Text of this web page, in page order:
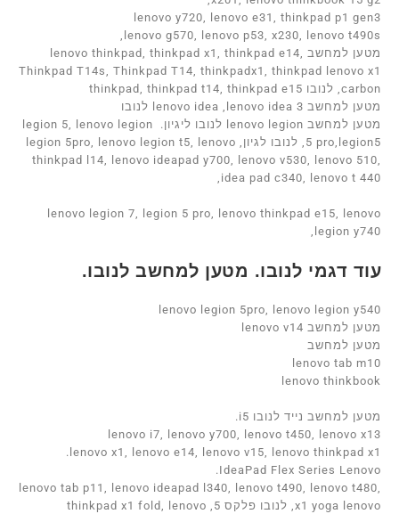
lenovo y720, lenovo e31, thinkpad p1 gen3
lenovo g570, lenovo p53, x230, lenovo t490s,
מטען למחשב lenovo thinkpad, thinkpad x1, thinkpad e14,
Thinkpad T14s, Thinkpad T14, thinkpadx1, thinkpad lenovo x1
carbon, לנובו thinkpad, thinkpad t14, thinkpad e15
מטען למחשב lenovo idea ,lenovo idea 3 לנובו
מטען למחשב lenovo legion לנובו ליגיון. legion 5, lenovo legion
5 pro,legion5, לנובו לגיון, legion 5pro, lenovo legion t5, lenovo
thinkpad l14, lenovo ideapad y700, lenovo v530, lenovo 510,
idea pad c340, lenovo t 440,
lenovo legion 7, legion 5 pro, lenovo thinkpad e15, lenovo
legion y740,
עוד דגמי לנובו. מטען למחשב לנובו.
lenovo legion 5pro, lenovo legion y540
מטען למחשב lenovo v14
מטען למחשב
lenovo tab m10
lenovo thinkbook
מטען למחשב נייד לנובו i5.
lenovo i7, lenovo y700, lenovo t450, lenovo x13
lenovo x1, lenovo e14, lenovo v15, lenovo thinkpad x1.
IdeaPad Flex Series Lenovo.
lenovo tab p11, lenovo ideapad l340, lenovo t490, lenovo t480,
x1 yoga lenovo, לנובו פלקס 5, thinkpad x1 fold, lenovo